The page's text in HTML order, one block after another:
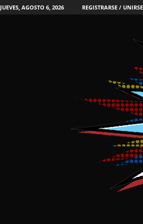
JUEVES, AGOSTO 6, 2026 REGISTRARSE / UNIRSE